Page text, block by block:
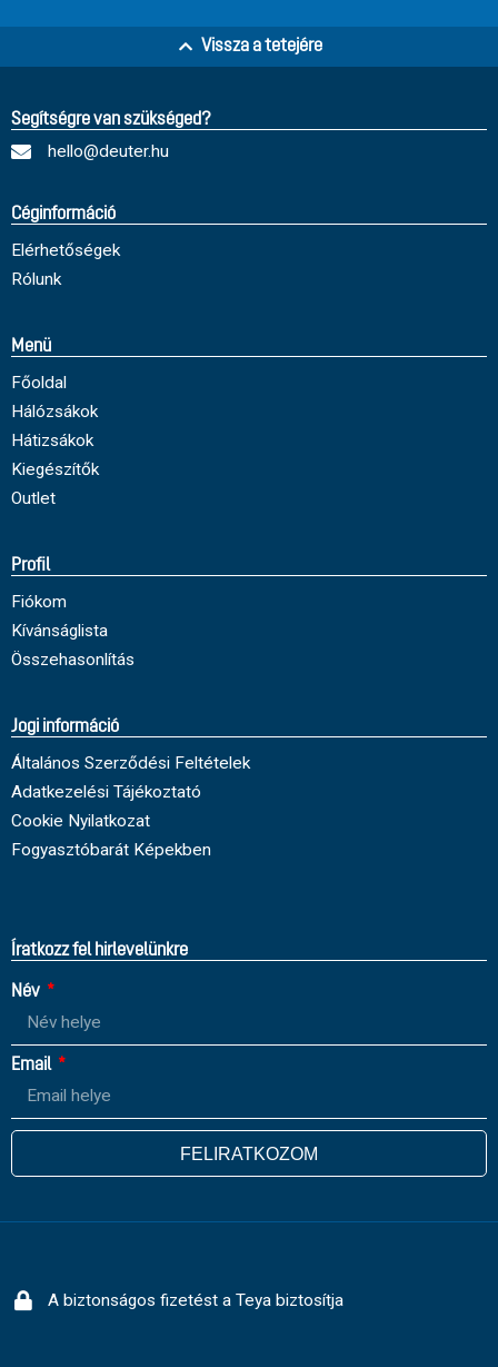
Vissza a tetejére
Segítségre van szükséged?
hello@deuter.hu
Céginformáció
Elérhetőségek
Rólunk
Menü
Főoldal
Hálózsákok
Hátizsákok
Kiegészítők
Outlet
Profil
Fiókom
Kívánságlista
Összehasonlítás
Jogi információ
Általános Szerződési Feltételek
Adatkezelési Tájékoztató
Cookie Nyilatkozat
Fogyasztóbarát Képekben
Íratkozz fel hirlevelünkre
Név
Email
FELIRATKOZOM
A biztonságos fizetést a Teya biztosítja